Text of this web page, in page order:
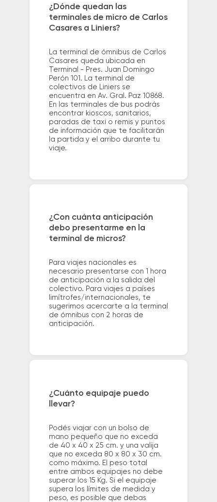
¿Dónde quedan las
terminales de micro de Carlos
Casares a Liniers?
La terminal de ómnibus de Carlos
Casares queda ubicada en
Terminal - Pres. Juan Domingo
Perón 101. La terminal de
colectivos de Liniers se
encuentra en Av. Gral. Paz 10868.
En las terminales de bus podrás
encontrar kioscos, sanitarios,
paradas de taxi o remis y puntos
de información que te facilitarán
la partida y el arribo durante tu
viaje.
¿Con cuánta anticipación
debo presentarme en la
terminal de micros?
Para viajes nacionales es
necesario presentarse con 1 hora
de anticipación a la salida del
colectivo. Para viajes a países
limítrofes/internacionales, te
sugerimos acercarte a la terminal
de ómnibus con 2 horas de
anticipación.
¿Cuánto equipaje puedo
llevar?
Podés viajar con un bolso de
mano pequeño que no exceda
de 40 x 40 x 25 cm. y una valija
que no exceda 80 x 80 x 30 cm.
como máximo. El peso total
entre ambos equipajes no debe
superar los 15 Kg. Si el equipaje
supera los límites de medida y
peso, es posible que debas